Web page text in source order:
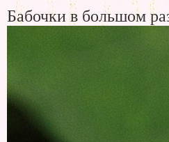
Бабочки в большом